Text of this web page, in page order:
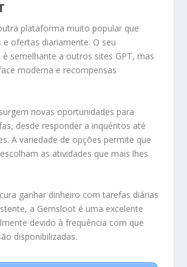
plataforma muito popular que
ofertas diariamente. O seu
semelhante a outros sites GPT, mas
moderna e recompensas
novas oportunidades para
desde responder a inquéritos até
A variedade de opções permite que
as atividades que mais lhes
ganhar dinheiro com tarefas diárias
a Gemsloot é uma excelente
devido à frequência com que
disponibilizadas.